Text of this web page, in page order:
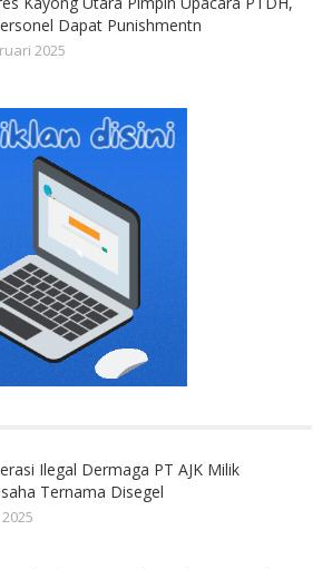
Dapat Punishmentn
2025
Ilegal Dermaga PT AJK Milik
Ternama Disegel